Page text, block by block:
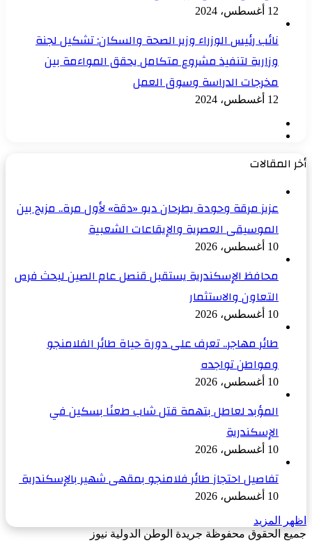
12 أغسطس، 2024
نائب رئيس الوزراء وزير الصحة والسكان: تشكيل لجنة
وزارية لتنفيذ مشروع متكامل يحقق المواءمة بين
مخرجات الدراسة وسوق العمل
12 أغسطس، 2024
أخر المقالات
عزيز مرقة وحودة يطرحان ديو «دقة» لأول مرة.. مزيج بين
الموسيقى العصرية والإيقاعات الشعبية
10 أغسطس، 2026
محافظ الإسكندرية يستقبل قنصل عام الصين لبحث فرص
التعاون والاستثمار
10 أغسطس، 2026
طائر مهاجر.. تعرف على دورة حياة طائر الفلامنجو
ومواطن تواجده
10 أغسطس، 2026
المؤبد لعاطل بتهمة قتل شاب طعنًا بسكين في
الإسكندرية
10 أغسطس، 2026
تفاصيل احتجاز طائر فلامنجو بمقهى شهير بالإسكندرية
10 أغسطس، 2026
اظهر المزيد
جميع الحقوق محفوظة جريدة الوطن الدولية نيوز